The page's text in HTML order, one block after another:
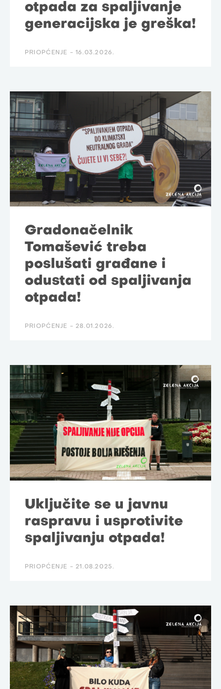
otpada za spaljivanje
generacijska je greška!
PRIOPĆENJE - 16.03.2026.
Gradonačelnik
Tomašević treba
poslušati građane i
odustati od spaljivanja
otpada!
PRIOPĆENJE - 28.01.2026.
Uključite se u javnu
raspravu i usprotivite
spaljivanju otpada!
PRIOPĆENJE - 21.08.2025.